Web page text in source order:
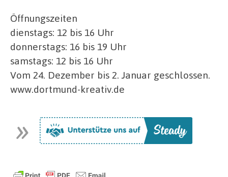
Öffnungszeiten
dienstags: 12 bis 16 Uhr
donnerstags: 16 bis 19 Uhr
samstags: 12 bis 16 Uhr
Vom 24. Dezember bis 2. Januar geschlossen.
www.dortmund-kreativ.de